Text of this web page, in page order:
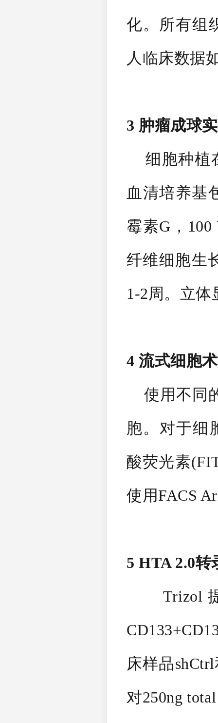
化。所有组
人临床数据
3 肿瘤成球
细胞种植
血清培养基
霉素G，
纤维细胞生
1-2周。立
4 流式细胞
使用不同
胞。对于细
酸荧光素
使用FACS
5 HTA 2.0
Trizol提
床样品
对250ng